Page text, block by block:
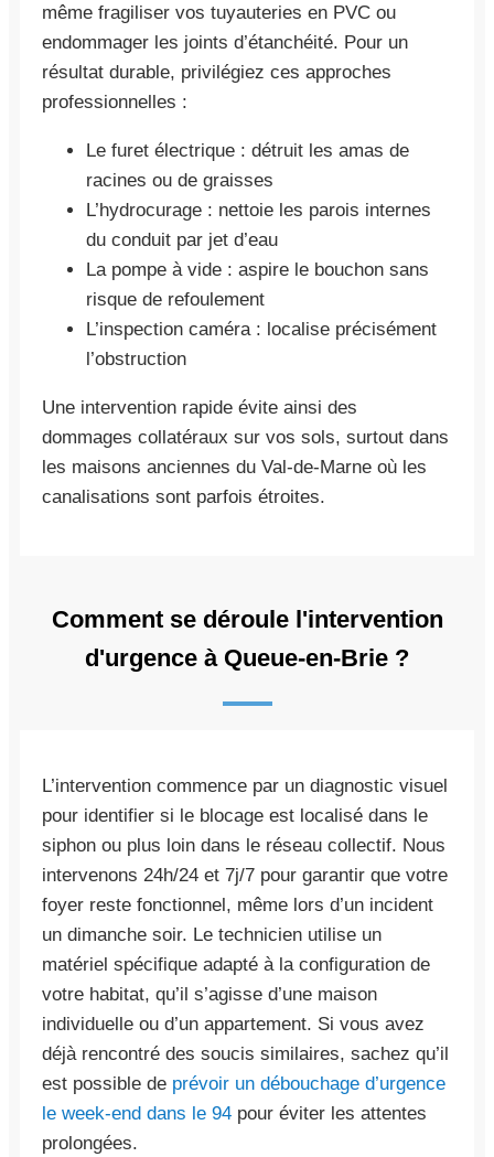
même fragiliser vos tuyauteries en PVC ou
endommager les joints d’étanchéité. Pour un
résultat durable, privilégiez ces approches
professionnelles :
Le furet électrique : détruit les amas de
racines ou de graisses
L’hydrocurage : nettoie les parois internes
du conduit par jet d’eau
La pompe à vide : aspire le bouchon sans
risque de refoulement
L’inspection caméra : localise précisément
l’obstruction
Une intervention rapide évite ainsi des
dommages collatéraux sur vos sols, surtout dans
les maisons anciennes du Val-de-Marne où les
canalisations sont parfois étroites.
Comment se déroule l'intervention
d'urgence à Queue-en-Brie ?
L’intervention commence par un diagnostic visuel
pour identifier si le blocage est localisé dans le
siphon ou plus loin dans le réseau collectif. Nous
intervenons 24h/24 et 7j/7 pour garantir que votre
foyer reste fonctionnel, même lors d’un incident
un dimanche soir. Le technicien utilise un
matériel spécifique adapté à la configuration de
votre habitat, qu’il s’agisse d’une maison
individuelle ou d’un appartement. Si vous avez
déjà rencontré des soucis similaires, sachez qu’il
est possible de prévoir un débouchage d’urgence
le week-end dans le 94 pour éviter les attentes
prolongées.